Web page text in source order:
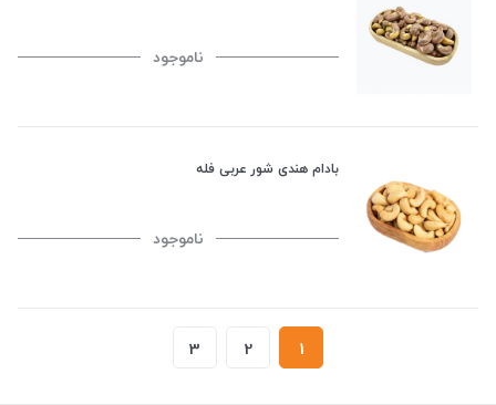
ناموجود
بادام هندی شور عربی فله
ناموجود
1
2
3